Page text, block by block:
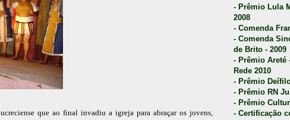
que ao final invadiu a igreja para abraçar os jovens,
- Prêmio Lula
2008
- Comenda
- Comenda
de Brito - 2009
- Prêmio Areté
Rede 2010
- Prêmio
- Prêmio RN
- Prêmio
- Certificação